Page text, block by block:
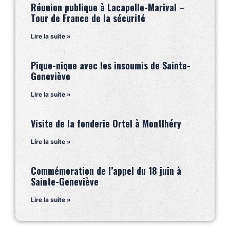
Réunion publique à Lacapelle-Marival –
Tour de France de la sécurité
Lire la suite »
Pique-nique avec les insoumis de Sainte-
Geneviève
Lire la suite »
Visite de la fonderie Ortel à Montlhéry
Lire la suite »
Commémoration de l’appel du 18 juin à
Sainte-Geneviève
Lire la suite »